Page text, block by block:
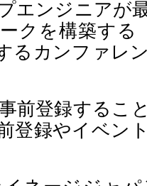
エンジニアが
クを構築する
るカンファレ
前登録するこ
登録やイベン